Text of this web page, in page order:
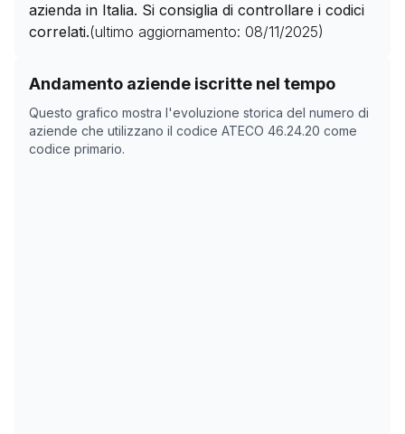
azienda in Italia. Si consiglia di controllare i codici
correlati.(ultimo aggiornamento: 08/11/2025)
Andamento aziende iscritte nel tempo
Questo grafico mostra l'evoluzione storica del numero di
aziende che utilizzano il codice ATECO 46.24.20 come
codice primario.
Storico numero di aziende con codice ATECO
Data rilevazione
05/04/2025
0
21/05/2025